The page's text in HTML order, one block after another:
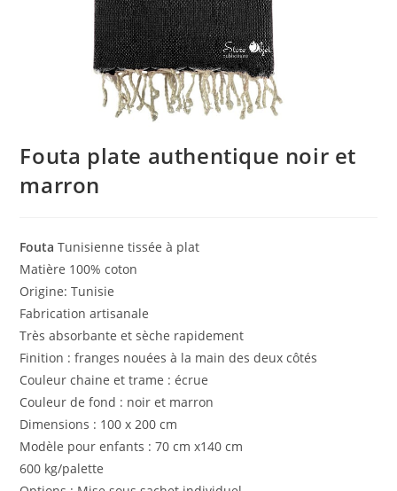
Fouta plate authentique noir et
marron
Fouta Tunisienne tissée à plat
Matière 100% coton
Origine: Tunisie
Fabrication artisanale
Très absorbante et sèche rapidement
Finition : franges nouées à la main des deux côtés
Couleur chaine et trame : écrue
Couleur de fond : noir et marron
Dimensions : 100 x 200 cm
Modèle pour enfants : 70 cm x140 cm
600 kg/palette